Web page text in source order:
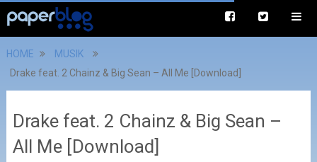
HOME
MUSIK
Drake feat. 2 Chainz & Big Sean – All Me [Download]
Drake feat. 2 Chainz & Big Sean –
All Me [Download]